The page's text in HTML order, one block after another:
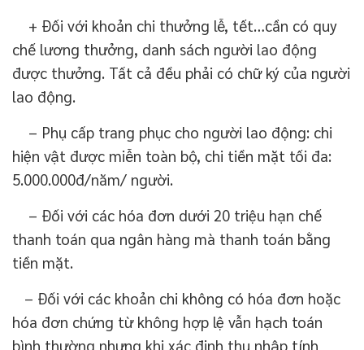
+ Đối với khoản chi thưởng lễ, tết…cần có quy
chế lương thưởng, danh sách người lao động
được thưởng. Tất cả đều phải có chữ ký của người
lao động.
– Phụ cấp trang phục cho người lao động: chi
hiện vật được miễn toàn bộ, chi tiền mặt tối đa:
5.000.000đ/năm/ người.
– Đối với các hóa đơn dưới 20 triệu hạn chế
thanh toán qua ngân hàng mà thanh toán bằng
tiền mặt.
– Đối với các khoản chi không có hóa đơn hoặc
hóa đơn chứng từ không hợp lệ vẫn hạch toán
bình thường nhưng khi xác định thu nhập tính